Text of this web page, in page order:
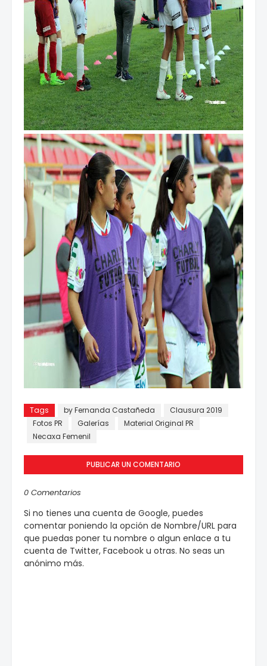
Tags by Fernanda Castañeda
Clausura 2019
Fotos PR
Galerías
Material Original PR
Necaxa Femenil
PUBLICAR UN COMENTARIO
0 Comentarios
Si no tienes una cuenta de Google, puedes
comentar poniendo la opción de Nombre/URL para
que puedas poner tu nombre o algun enlace a tu
cuenta de Twitter, Facebook u otras. No seas un
anónimo más.